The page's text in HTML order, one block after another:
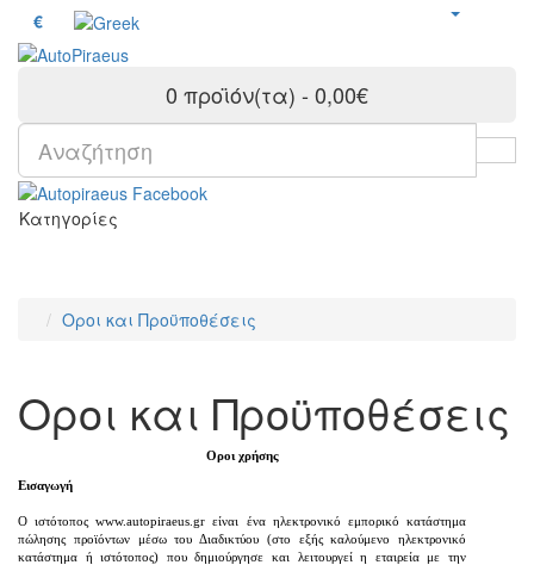
€
0 προϊόν(τα) - 0,00€
Κατηγορίες
Οροι και Προϋποθέσεις
Οροι και Προϋποθέσεις
Οροι χρήσης
Εισαγωγή
O ιστότοπος www.autopiraeus.gr είναι ένα ηλεκτρονικό εμπορικό κατάστημα
πώλησης προϊόντων μέσω του Διαδικτύου (στο εξής καλούμενο ηλεκτρονικό
κατάστημα ή ιστότοπος) που δημιούργησε και λειτουργεί η εταιρεία με την